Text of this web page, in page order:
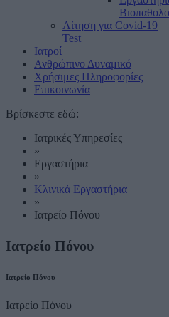
Αίτηση για Covid-19
Test
Ιατροί
Ανθρώπινο Δυναμικό
Χρήσιμες Πληροφορίες
Επικοινωνία
Βρίσκεστε εδώ:
Ιατρικές Υπηρεσίες
»
Εργαστήρια
»
Κλινικά Εργαστήρια
»
Ιατρείο Πόνου
Ιατρείο Πόνου
Ιατρείο Πόνου
Ιατρείο Πόνου